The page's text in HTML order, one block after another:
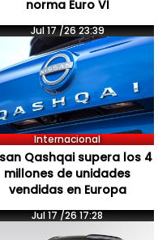
norma Euro VI
Jul 17 /26 23:39
Internacional
Qashqai supera los 4
millones de unidades
vendidas en Europa
Jul 17 /26 17:28